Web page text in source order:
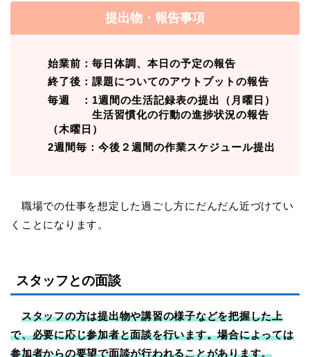
提出物・報告事項
始業前：毎日体調、本日の予定の報告
終了後：課題についてのアウトプットの報告
毎週 ：1週間の生活記録表の提出（月曜日）
生活習慣化の行動の進捗状況の報告
（木曜日）
2週間毎：今後２週間の作業スケジュール提出
職場での仕事を想定した過ごし方にだんだん近づけてい
くことになります。
スタッフとの面談
スタッフの方は提出物や講習の様子などを把握した上
で、必要に応じ参加者と面談を行います。場合によっては
参加者からの要望で面談が行われることがあります。